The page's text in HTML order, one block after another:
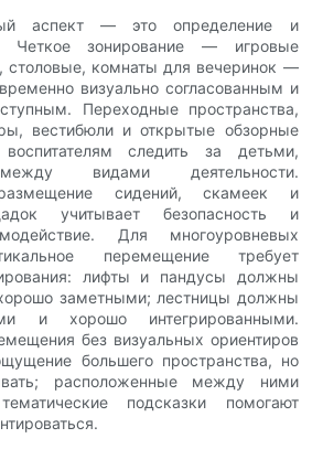
аспект — это определение и
Четкое зонирование — игровые
столовые, комнаты для вечеринок —
визуально согласованным и
Переходные пространства,
вестибюли и открытые обзорные
следить за детьми,
видами деятельности.
размещение сидений, скамеек и
учитывает безопасность и
Для многоуровневых
перемещение требует
лифты и пандусы должны
заметными; лестницы должны
и хорошо интегрированными.
без визуальных ориентиров
большего пространства, но
расположенные между ними
подсказки помогают